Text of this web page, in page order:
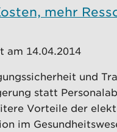
mehr
am 14.04.2014
und
statt
Vorteile der
im